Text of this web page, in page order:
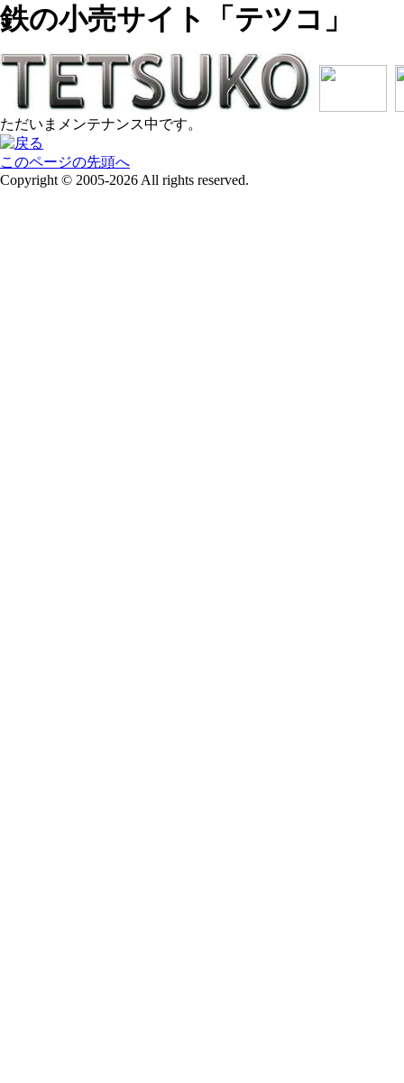
鉄の小売サイト「テツコ」
ただいまメンテナンス中です。
このページの先頭へ
Copyright © 2005-2026 All rights reserved.